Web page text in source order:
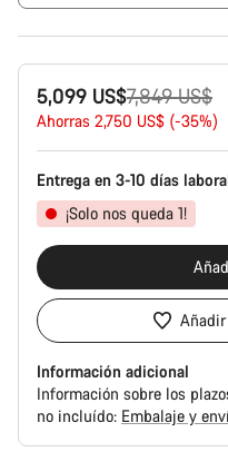
5,099 US$
Precio
original
7,849 US$
Ahorras 2,750 US$ (-35%)
Entrega en 3-10 días
¡Solo nos queda 1!
Información adicional
Información sobre los
no incluído: Embalaje y